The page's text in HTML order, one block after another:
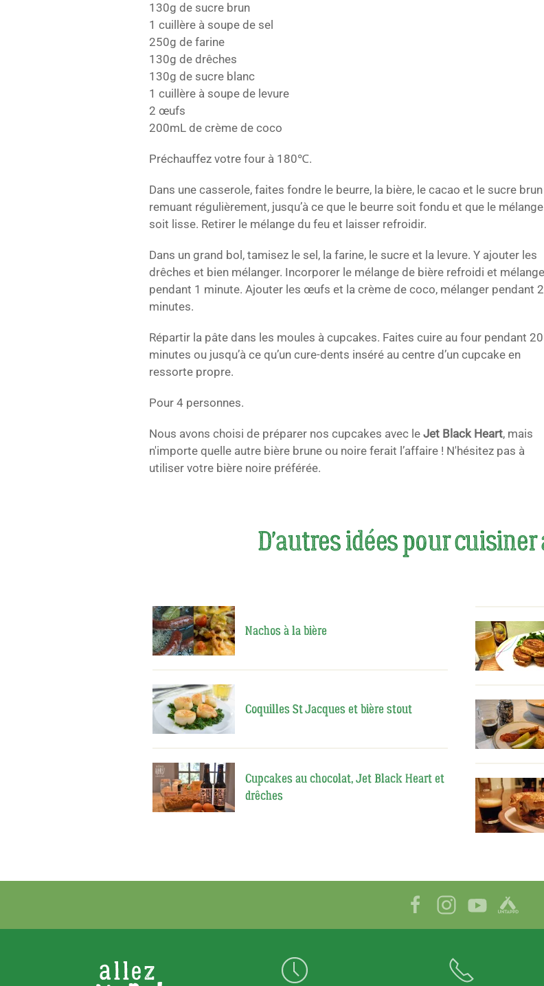
130g de sucre brun
1 cuillère à soupe de sel
250g de farine
130g de drêches
130g de sucre blanc
1 cuillère à soupe de levure
2 œufs
200mL de crème de coco
Préchauffez votre four à 180℃.
Dans une casserole, faites fondre le beurre, la bière, le cacao et le sucre
remuant régulièrement, jusqu’à ce que le beurre soit fondu et que le mélange
soit lisse. Retirer le mélange du feu et laisser refroidir.
Dans un grand bol, tamisez le sel, la farine, le sucre et la levure. Y ajouter les
drêches et bien mélanger. Incorporer le mélange de bière refroidi et
pendant 1 minute. Ajouter les œufs et la crème de coco, mélanger pendant 2
minutes.
Répartir la pâte dans les moules à cupcakes. Faites cuire au four pendant 20
minutes ou jusqu’à ce qu’un cure-dents inséré au centre d’un cupcake en
ressorte propre.
Pour 4 personnes.
Nous avons choisi de préparer nos cupcakes avec le Jet Black Heart, mais
n'importe quelle autre bière brune ou noire ferait l’affaire ! N'hésitez pas à
utiliser votre bière noire préférée.
D'autres idées pour cuisiner
Nachos à la bière
Coquilles St Jacques et bière stout
Cupcakes au chocolat, Jet Black Heart et
drêches